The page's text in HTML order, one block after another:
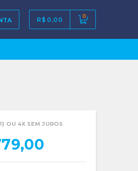
R$ 0,00 0
OU 4X SEM JUROS